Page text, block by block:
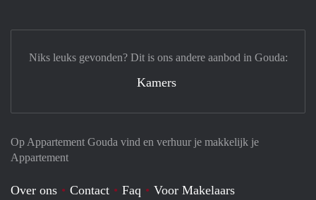
Op Appartement Gouda vind en verhuur je makkelijk je
Appartement
Over ons Contact Faq Voor Makelaars
Niks leuks gevonden? Dit is ons andere aanbod in Gouda:
Kamers